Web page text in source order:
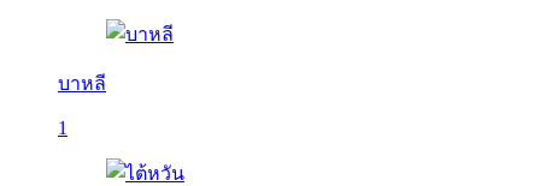
บาหลี
1